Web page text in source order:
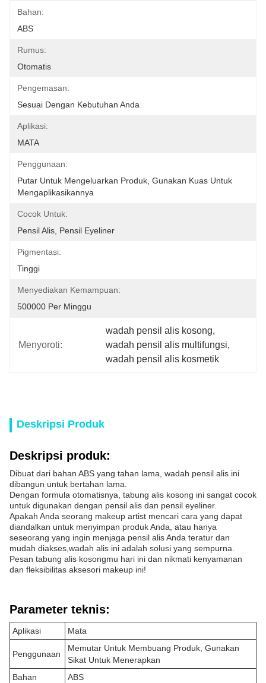
Bahan:
ABS
Rumus:
Otomatis
Pengemasan:
Sesuai Dengan Kebutuhan Anda
Aplikasi:
MATA
Penggunaan:
Putar Untuk Mengeluarkan Produk, Gunakan Kuas Untuk
Mengaplikasikannya
Cocok Untuk:
Pensil Alis, Pensil Eyeliner
Pigmentasi:
Tinggi
Menyediakan Kemampuan:
500000 Per Minggu
Menyoroti:
wadah pensil alis kosong,
wadah pensil alis multifungsi,
wadah pensil alis kosmetik
Deskripsi Produk
Deskripsi produk:
Dibuat dari bahan ABS yang tahan lama, wadah pensil alis ini
dibangun untuk bertahan lama.
Dengan formula otomatisnya, tabung alis kosong ini sangat cocok
untuk digunakan dengan pensil alis dan pensil eyeliner.
Apakah Anda seorang makeup artist mencari cara yang dapat
diandalkan untuk menyimpan produk Anda, atau hanya
seseorang yang ingin menjaga pensil alis Anda teratur dan
mudah diakses,wadah alis ini adalah solusi yang sempurna.
Pesan tabung alis kosongmu hari ini dan nikmati kenyamanan
dan fleksibilitas aksesori makeup ini!
Parameter teknis:
Aplikasi Mata
Penggunaan
Memutar Untuk Membuang Produk, Gunakan
Sikat Untuk Menerapkan
Bahan
ABS